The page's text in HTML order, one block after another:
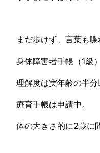
まだ歩けず、言葉も
身体障害者手帳（1級
理解度は実年齢の半分
療育手帳は申請中。
体の大きさ的に2歳に